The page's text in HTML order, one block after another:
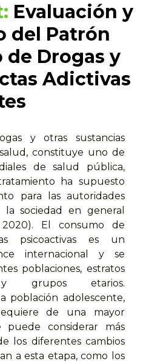
Evaluación y
del Patrón
de Drogas y
Adictivas
y otras sustancias
constituye uno de
de salud pública,
ha supuesto
para las autoridades
la sociedad en general
2020). El consumo de
psicoactivas es un
internacional y se
poblaciones, estratos
y grupos etarios.
población adolescente,
de una mayor
considerar más
los diferentes cambios
a esta etapa, como los